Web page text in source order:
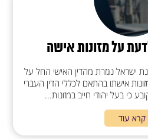
על מזונות אישה
ישראל נגזרת מהדין האישי החל על
אישתו בהתאם לכללי הדין העברי
כי בעל יהודי חייב במזונות...
קרא עוד